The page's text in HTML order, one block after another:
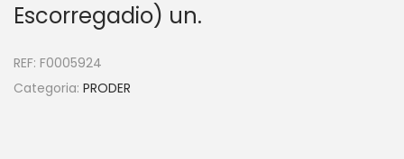
Escorregadio) un.
REF: F0005924
Categoria: PRODER